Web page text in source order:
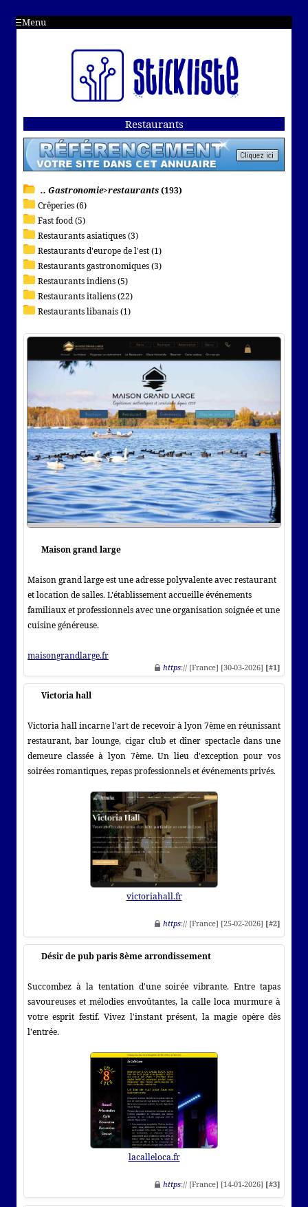
Menu
Restaurants
.. Gastronomie>restaurants(193)
Crêperies (6)
Fast food (5)
Restaurants asiatiques (3)
Restaurants d'europe de l'est (1)
Restaurants gastronomiques (3)
Restaurants indiens (5)
Restaurants italiens (22)
Restaurants libanais (1)
Maison grand large
Maison grand large est une adresse polyvalente avec restaurant
et location de salles. L'établissement accueille événements
familiaux et professionnels avec une organisation soignée et une
cuisine généreuse.
maisongrandlarge.fr
https:// [France] [30-03-2026] [#1]
Victoria hall
Victoria hall incarne l'art de recevoir à lyon 7ème en réunissant
restaurant, bar lounge, cigar club et dîner spectacle dans une
demeure classée à lyon 7ème. Un lieu d'exception pour vos
soirées romantiques, repas professionnels et événements privés.
victoriahall.fr
https:// [France] [25-02-2026] [#2]
Désir de pub paris 8ème arrondissement
Succombez à la tentation d'une soirée vibrante. Entre tapas
savoureuses et mélodies envoûtantes, la calle loca murmure à
votre esprit festif. Vivez l'instant présent, la magie opère dès
l'entrée.
lacalleloca.fr
https:// [France] [14-01-2026] [#3]